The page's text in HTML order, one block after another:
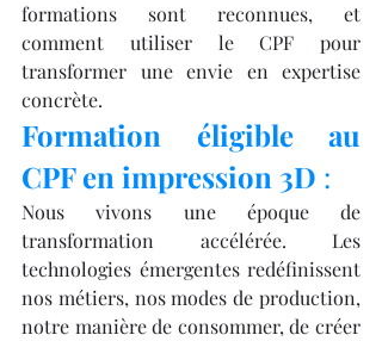
formations sont reconnues, et
comment utiliser le CPF pour
transformer une envie en expertise
concrète.
Formation éligible au
CPF en impression 3D :
Nous vivons une époque de
transformation accélérée. Les
technologies émergentes redéfinissent
nos métiers, nos modes de production,
notre manière de consommer, de créer